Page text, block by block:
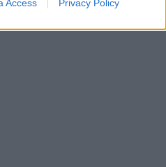
Access Privacy Policy